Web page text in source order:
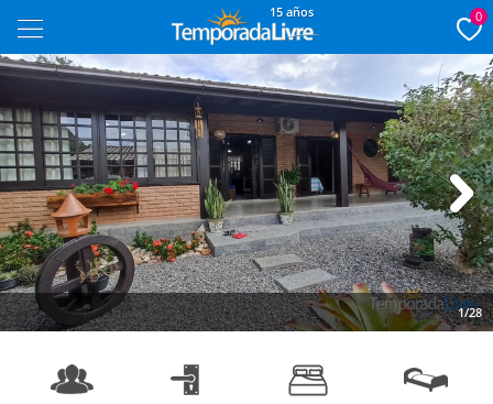
15 años 0
1/28
Next